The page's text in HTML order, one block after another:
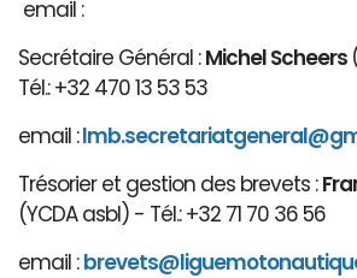
email :
Secrétaire Général :Michel Scheers
Tél.: +32 470 13 53 53
email :
Trésorier et gestion des brevets :
(YCDA asbl) - Tél.: +32 71 70 36 56
email :brevets@liguemotonautiqu